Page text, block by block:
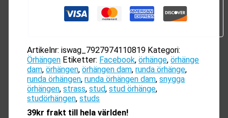
Artikelnr:iswag_7927974110819 Kategori:
Örhängen Etiketter: Facebook,örhänge,örhänge
dam,örhängen,örhängen dam,runda örhänge,
runda örhängen,runda örhängen dam,snygga
örhängen,strass,stud,stud örhänge,
studörhängen,studs
39kr frakt till hela världen!